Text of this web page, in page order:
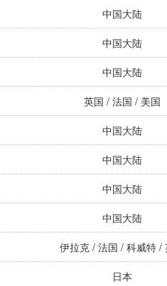
中国大陆
中国大陆
中国大陆
英国 / 法国 / 美国
中国大陆
中国大陆
中国大陆
中国大陆
伊拉克 / 法国 / 科威特 /
日本